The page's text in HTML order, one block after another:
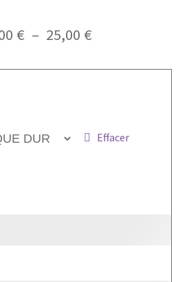
€ – 25,00 €
Effacer